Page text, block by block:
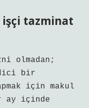
işçi tazminat
olmadan;
bir
için makul
ay içinde